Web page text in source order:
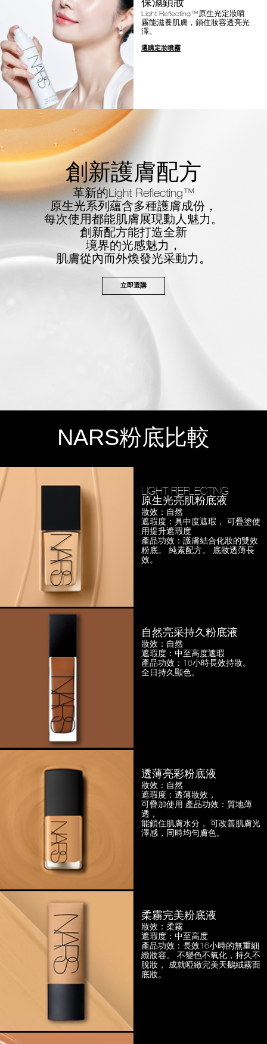
Light Reflecting™原生光定妝噴
霧能滋養肌膚，鎖住妝容透亮光
澤。
選購定妝噴霧
創新護膚配方
革新的Light Reflecting™
原生光系列蘊含多種護膚成份，
每次使用都能肌膚展現動人魅力。
創新配方能打造全新
境界的光感魅力，
肌膚從內而外煥發光采動力。
立即選購
NARS粉底比較
LIGHT REFLECTING
原生光亮肌粉底液
妝效：自然
遮瑕度：具中度遮瑕， 可疊塗使
用提升遮瑕度
產品功效：護膚結合化妝的雙效
粉底。
純素配方。 底妝透薄長
效。
自然亮采持久粉底液
妝效：自然
遮瑕度：中至高度遮瑕
產品功效：16小時長效持妝。
全日持久顯色。
透薄亮彩粉底液
妝效：自然
遮瑕度：透薄妝效，
可疊加使用 產品功效：質地薄
透，
能鎖住肌膚水分， 可改善肌膚光
澤感， 同時均勻膚色。
柔霧完美粉底液
妝效：柔霧
遮瑕度：中至高度
產品功效：長效16小時的無重細
緻妝容。
不變色不氧化，持久不
脫妝，
成就啞緻完美天鵝絨霧面
底妝。